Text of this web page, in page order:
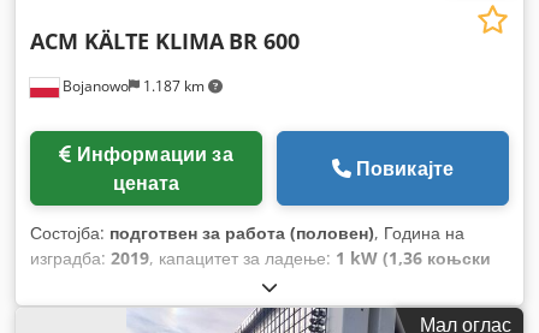
Bojanowo 1.187 km
ACM KÄLTE KLIMA BR 600
цената
Повикајте
Состојба: подготвен за работа (половен), Година на
изградба: 2019, капацитет за ладење: 1 kW (1,36 коњски
Мал оглас